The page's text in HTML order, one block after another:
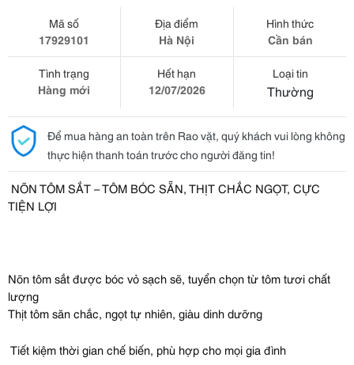
Mã số
17929101
Địa điểm
Hà Nội
Hình thức
Cần bán
Tình trạng
Hàng mới
Hết hạn
12/07/2026
Loại tin
Thường
Để mua hàng an toàn trên Rao vặt, quý khách vui lòng không
thực hiện thanh toán trước cho người đăng tin!
NÕN TÔM SẮT – TÔM BÓC SẴN, THỊT CHẮC NGỌT, CỰC
TIỆN LỢI
Nõn tôm sắt được bóc vỏ sạch sẽ, tuyển chọn từ tôm tươi chất
lượng
Thịt tôm săn chắc, ngọt tự nhiên, giàu dinh dưỡng
Tiết kiệm thời gian chế biến, phù hợp cho mọi gia đình